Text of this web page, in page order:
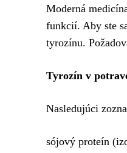
Moderná
funkcií. Aby ste
tyrozínu.
Tyrozín v
Nasledujúci
sójový proteín